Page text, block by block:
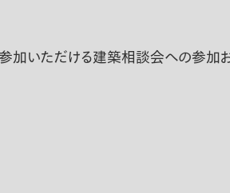
加いただける建築相談会への参加